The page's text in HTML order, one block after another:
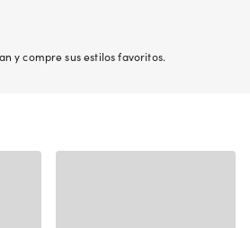
y compre sus estilos favoritos.